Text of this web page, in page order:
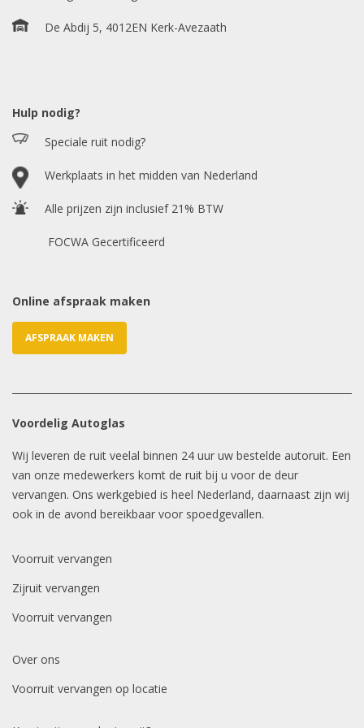
Bouwjaar
E-mailadres *
De Abdij 5, 4012EN Kerk-Avezaath
Hulp nodig?
Speciale ruit nodig?
Werkplaats in het midden van Nederland
Alle prijzen zijn inclusief 21% BTW
FOCWA Gecertificeerd
Online afspraak maken
AFSPRAAK MAKEN
Voordelig Autoglas
Wij leveren de ruit veelal binnen 24 uur uw bestelde autoruit. Een
van onze medewerkers komt de ruit bij u voor de deur
vervangen. Ons werkgebied is heel Nederland, daarnaast zijn wij
ook in de avond bereikbaar voor spoedgevallen.
Voorruit vervangen
Zijruit vervangen
Voorruit vervangen
Over ons
Voorruit vervangen op locatie